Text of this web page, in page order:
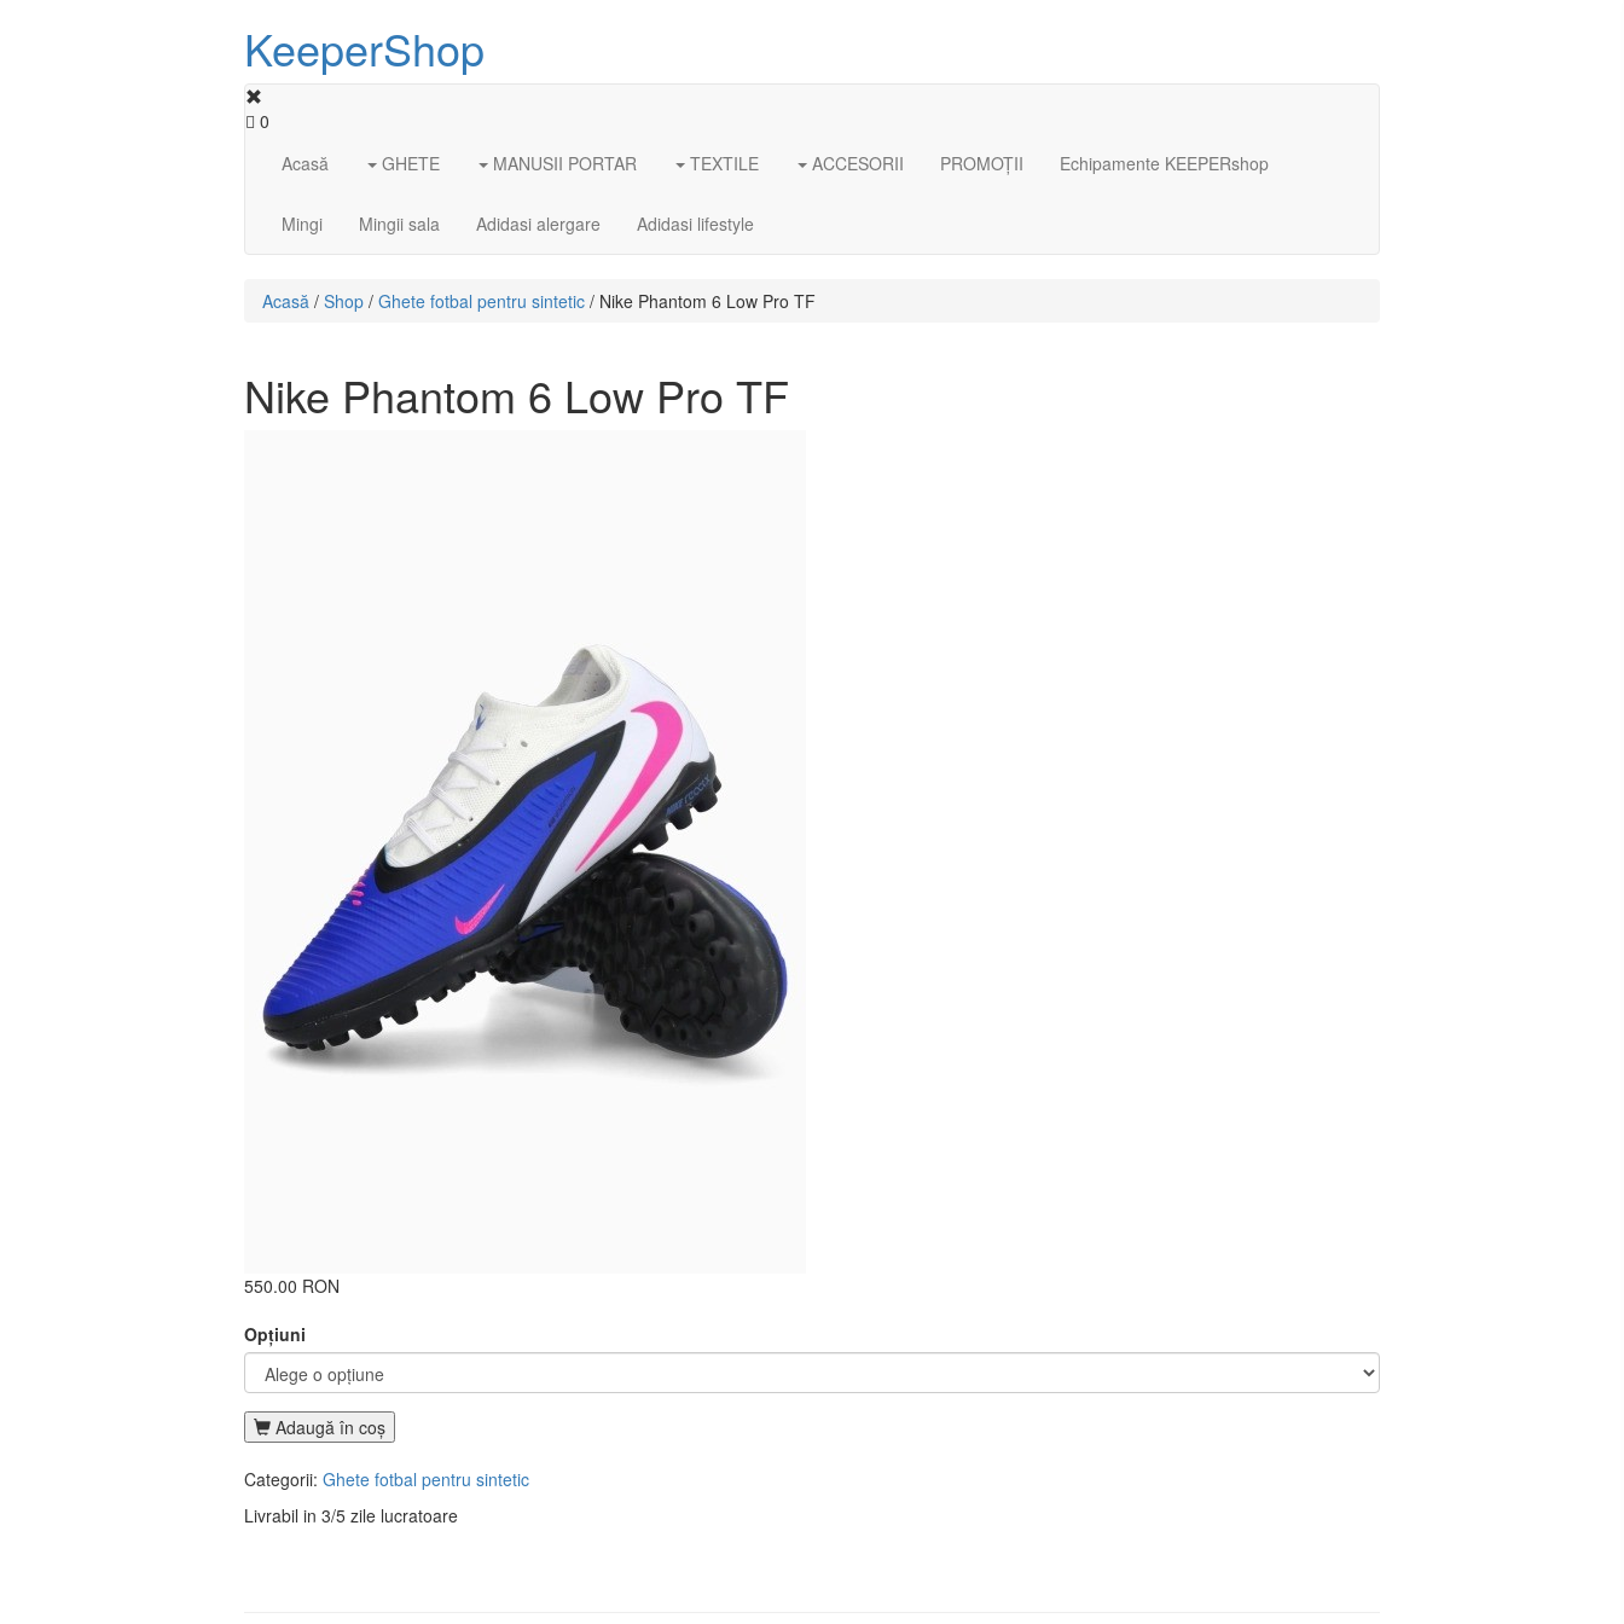
KeeperShop
0
Acasă
GHETE MANUSII PORTAR TEXTILE ACCESORII PROMOȚII Echipamente KEEPERshop
Mingi Mingii sala Adidasi alergare Adidasi lifestyle
Acasă / Shop / Ghete fotbal pentru sintetic / Nike Phantom 6 Low Pro TF
Nike Phantom 6 Low Pro TF
550.00 RON
Opţiuni
Adaugă în coş
Categorii: Ghete fotbal pentru sintetic
Livrabil in 3/5 zile lucratoare